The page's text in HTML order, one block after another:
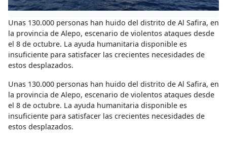
Unas 130.000 personas han huido del distrito de Al Safira, en
la provincia de Alepo, escenario de violentos ataques desde
el 8 de octubre. La ayuda humanitaria disponible es
insuficiente para satisfacer las crecientes necesidades de
estos desplazados.
Unas 130.000 personas han huido del distrito de Al Safira, en
la provincia de Alepo, escenario de violentos ataques desde
el 8 de octubre. La ayuda humanitaria disponible es
insuficiente para satisfacer las crecientes necesidades de
estos desplazados.